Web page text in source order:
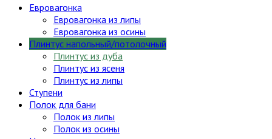
Евровагонка
Евровагонка из липы
Евровагонка из осины
Плинтус напольный/потолочный
Плинтус из дуба
Плинтус из ясеня
Плинтус из липы
Ступени
Полок для бани
Полок из липы
Полок из осины